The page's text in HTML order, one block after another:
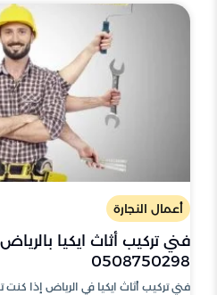
أعمال النجارة
فني تركيب أثاث ايكيا
0508750298
فني تركيب أثاث ايكيا في الرياض إذا كنت